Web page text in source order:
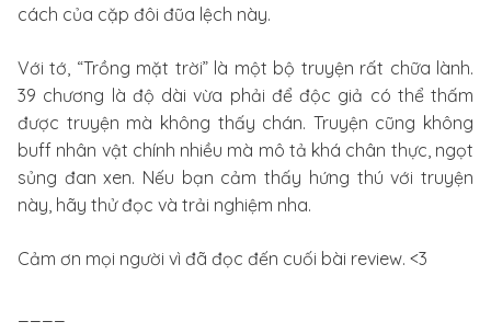
cách của cặp đôi đũa lệch này.
Với tớ, “Trồng mặt trời” là một bộ truyện rất chữa lành.
39 chương là độ dài vừa phải để độc giả có thể thấm
được truyện mà không thấy chán. Truyện cũng không
buff nhân vật chính nhiều mà mô tả khá chân thực, ngọt
sủng đan xen. Nếu bạn cảm thấy hứng thú với truyện
này, hãy thử đọc và trải nghiệm nha.
Cảm ơn mọi người vì đã đọc đến cuối bài review. <3